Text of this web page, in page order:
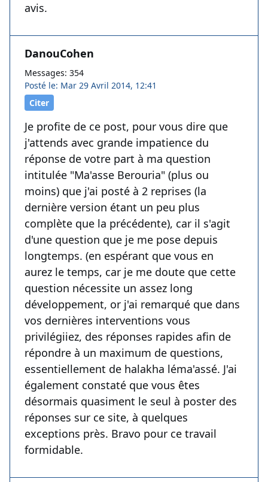
avis.
DanouCohen
Messages: 354
Posté le: Mar 29 Avril 2014, 12:41
Citer
Je profite de ce post, pour vous dire que
j'attends avec grande impatience du
réponse de votre part à ma question
intitulée "Ma'asse Berouria" (plus ou
moins) que j'ai posté à 2 reprises (la
dernière version étant un peu plus
complète que la précédente), car il s'agit
d'une question que je me pose depuis
longtemps. (en espérant que vous en
aurez le temps, car je me doute que cette
question nécessite un assez long
développement, or j'ai remarqué que dans
vos dernières interventions vous
privilégiiez, des réponses rapides afin de
répondre à un maximum de questions,
essentiellement de halakha léma'assé. J'ai
également constaté que vous êtes
désormais quasiment le seul à poster des
réponses sur ce site, à quelques
exceptions près. Bravo pour ce travail
formidable.